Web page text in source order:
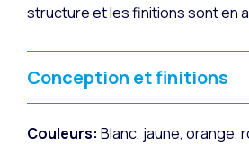
structure et les finitions sont en
Conception et finitions
Couleurs: Blanc, jaune, orange,